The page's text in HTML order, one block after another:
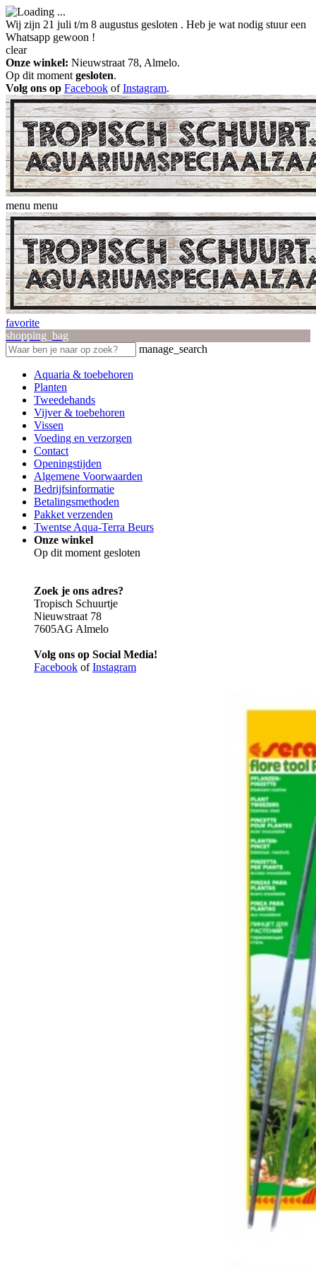
Wij zijn 21 juli t/m 8 augustus gesloten . Heb je wat nodig stuur een
Whatsapp gewoon !
clear
Onze winkel: Nieuwstraat 78, Almelo.
Op dit moment gesloten.
Volg ons op Facebook ofInstagram.
menu menu
favorite
shopping_bag
manage_search
Aquaria & toebehoren
Planten
Tweedehands
Vijver & toebehoren
Vissen
Voeding en verzorgen
Contact
Openingstijden
Algemene Voorwaarden
Bedrijfsinformatie
Betalingsmethoden
Pakket verzenden
Twentse Aqua-Terra Beurs
Onze winkel
Op dit moment gesloten
Zoek je ons adres?
Tropisch Schuurtje
Nieuwstraat 78
7605AG Almelo
Volg ons op Social Media!
Facebook ofInstagram